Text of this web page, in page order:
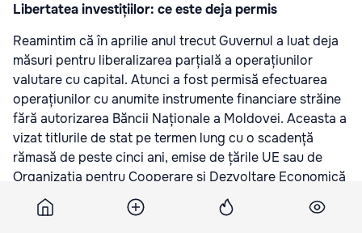
Libertatea investițiilor: ce este deja permis
Reamintim că în aprilie anul trecut Guvernul a luat deja
măsuri pentru liberalizarea parțială a operațiunilor
valutare cu capital. Atunci a fost permisă efectuarea
operațiunilor cu anumite instrumente financiare străine
fără autorizarea Băncii Naționale a Moldovei. Aceasta a
vizat titlurile de stat pe termen lung cu o scadență
rămasă de peste cinci ani, emise de țările UE sau de
Organizația pentru Cooperare și Dezvoltare Economică
cu rating de cel puțin AA/Aa. De asemenea, modificările
au vizat instrumentele financiare sub formă de acțiuni